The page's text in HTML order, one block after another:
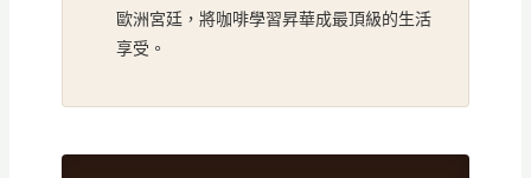
歐洲宮廷，將咖啡學習昇華成最頂級的生活
享受。